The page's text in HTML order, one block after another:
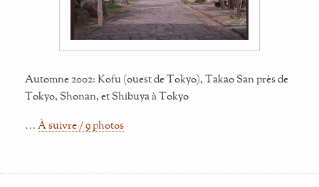
Automne 2002: Kofu (ouest de Tokyo), Takao San près de
Tokyo, Shonan, et Shibuya à Tokyo
… À suivre / 9 photos